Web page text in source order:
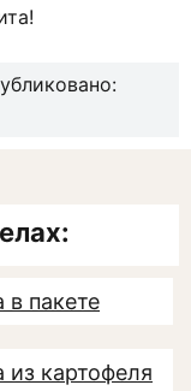
пакете
картофеля